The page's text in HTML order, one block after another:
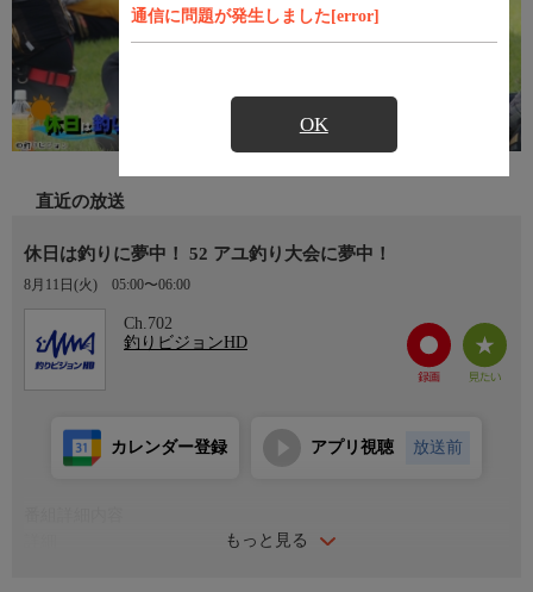
通信に問題が発生しました[error]
OK
直近の放送
休日は釣りに夢中！ 52 アユ釣り大会に夢中！
8月11日(火) 05:00〜06:00
Ch.702
釣りビジョンHD
もっと見る
カレンダー登録 アプリ視聴 放送前